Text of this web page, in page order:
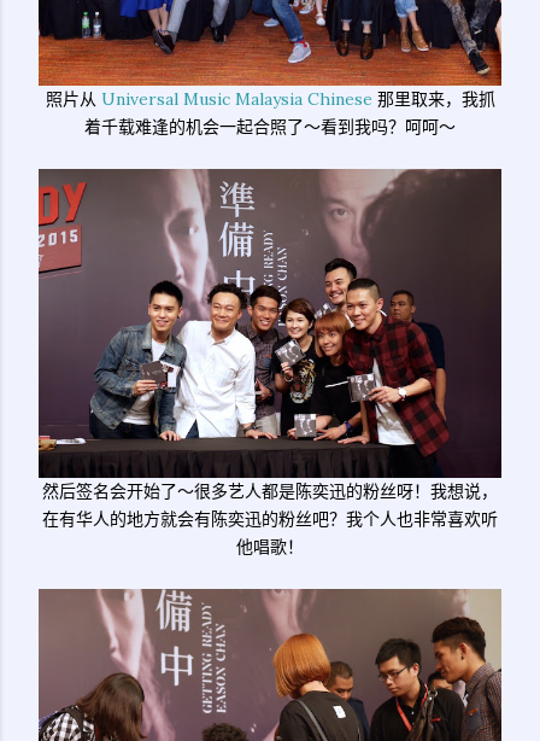
照片从 Universal Music Malaysia Chinese 那里取来，我抓
着千载难逢的机会一起合照了～看到我吗？呵呵～
然后签名会开始了～很多艺人都是陈奕迅的粉丝呀！我想说，
在有华人的地方就会有陈奕迅的粉丝吧？我个人也非常喜欢听
他唱歌！